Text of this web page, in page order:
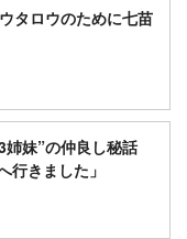
タロウのために七苗
姉妹”の仲良し秘話
行きました」